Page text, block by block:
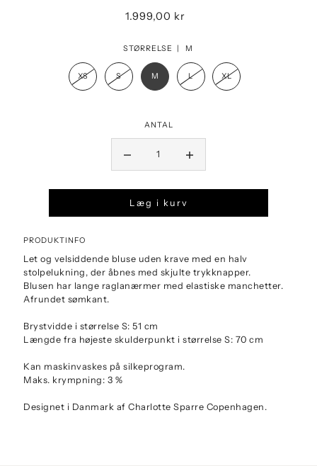
1.999,00 kr
STØRRELSE | M
XS S M L XL
ANTAL
Læg i kurv
PRODUKTINFO
Let og velsiddende bluse uden krave med en halv
stolpelukning, der åbnes med skjulte trykknapper.
Blusen har lange raglanærmer med elastiske manchetter.
Afrundet sømkant.
Brystvidde i størrelse S: 51 cm
Længde fra højeste skulderpunkt i størrelse S: 70 cm
Kan maskinvaskes på silkeprogram.
Maks. krympning: 3 %
Designet i Danmark af Charlotte Sparre Copenhagen.